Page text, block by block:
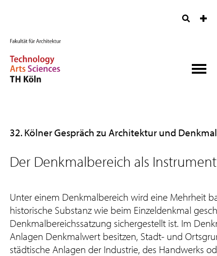
32. Kölner Gespräch zu Architektur und
Der Denkmalbereich als
Unter einem Denkmalbereich wird eine Mehrheit
historische Substanz wie beim Einzeldenkmal
Denkmalbereichssatzung sichergestellt ist. Im
Anlagen Denkmalwert besitzen, Stadt- und
städtische Anlagen der Industrie, des Handwerks